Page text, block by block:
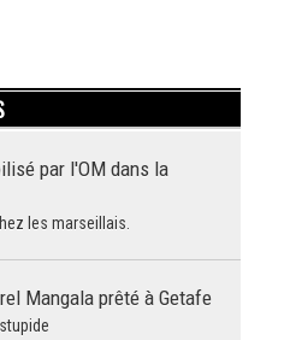
par l'OM dans la
les marseillais.
Mangala prêté à Getafe